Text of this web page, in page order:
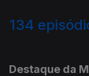
134
Destaque da